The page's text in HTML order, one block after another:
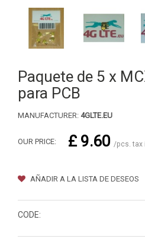
Paquete de 5 x
para PCB
MANUFACTURER: 4GLTE.EU
OUR PRICE: £ 9.60 /pcs. tax
AÑADIR A LA LISTA DE DESEOS
CODE: